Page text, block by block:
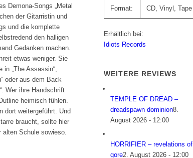
Demona-Songs „Metal
der Gitarristin und
und die komplette
den halligen
Gedanken machen.
etwas weniger. Sie
„The Assassin“,
oder aus dem Back
Wer ihre Handschrift
heimisch fühlen.
dort weitergeführt. Und
braucht, sollte hier
alten Schule sowieso.
Format: CD, Vinyl, Tape
Erhältlich bei:
Idiots Records
WEITERE REVIEWS
TEMPLE OF DREAD –
dreadspawn dominion8.
August 2026 - 12:00
HORRIFIER – revelations of
gore2. August 2026 - 12:00